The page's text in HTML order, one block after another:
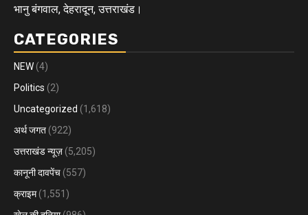
भानु बंगवाल, देहरादून, उत्तराखंड।
CATEGORIES
NEW (4)
Politics (2)
Uncategorized (1,618)
अर्थ जगत (922)
उत्तराखंड न्यूज़ (5,205)
कानूनी दावपेंच (557)
क्राइम(1,551)